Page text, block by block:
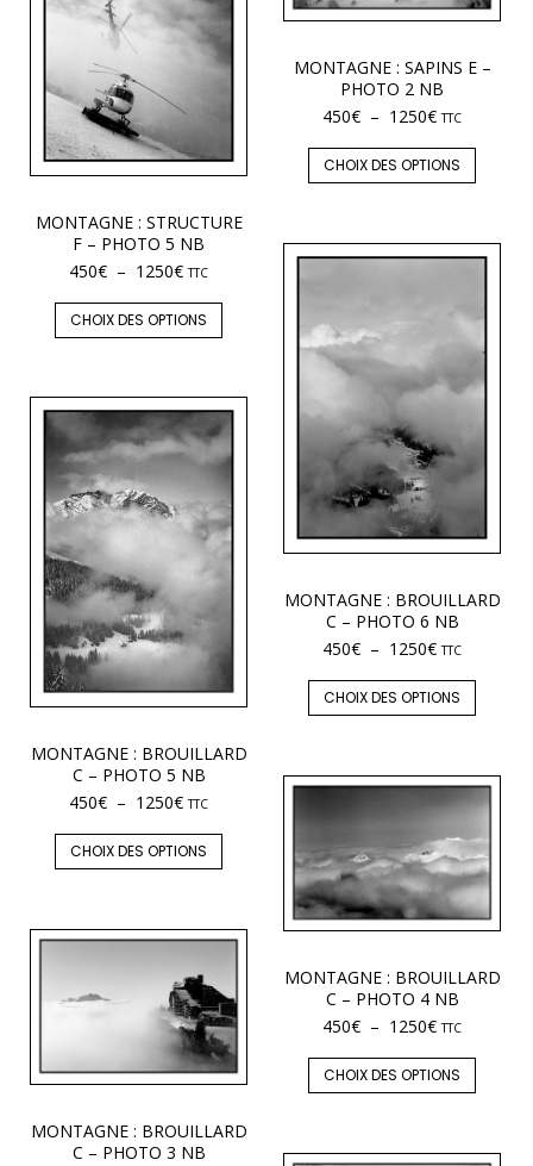
MONTAGNE : STRUCTURE
F – PHOTO 5 NB
450€ – 1250€ TTC
CHOIX DES OPTIONS
MONTAGNE : SAPINS E –
PHOTO 2 NB
450€ – 1250€ TTC
CHOIX DES OPTIONS
MONTAGNE : BROUILLARD
C – PHOTO 6 NB
450€ – 1250€ TTC
CHOIX DES OPTIONS
MONTAGNE : BROUILLARD
C – PHOTO 5 NB
450€ – 1250€ TTC
CHOIX DES OPTIONS
MONTAGNE : BROUILLARD
C – PHOTO 4 NB
450€ – 1250€ TTC
CHOIX DES OPTIONS
MONTAGNE : BROUILLARD
C – PHOTO 3 NB